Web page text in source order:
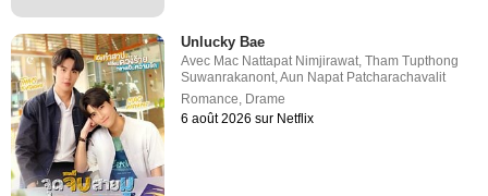
Unlucky Bae
Avec Mac Nattapat Nimjirawat,Tham Tupthong
Suwanrakanont,Aun Napat Patcharachavalit
Romance, Drame
6 août 2026 sur Netflix